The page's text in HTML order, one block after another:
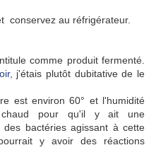
conservez au réfrigérateur.
comme produit fermenté.
j'étais plutôt dubitative de le
est environ 60° et l'humidité
pour qu'il y ait une
bactéries agissant à cette
y avoir des réactions